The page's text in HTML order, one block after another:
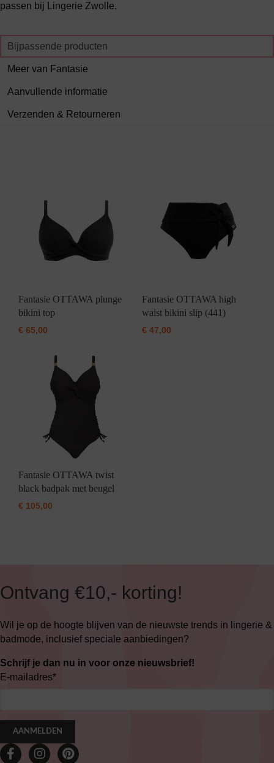
passen bij Lingerie Zwolle.
Bijpassende producten
Meer van Fantasie
Aanvullende informatie
Verzenden & Retourneren
Fantasie OTTAWA plunge
bikini top
€ 65,00
Fantasie OTTAWA high
waist bikini slip (441)
€47,00
Fantasie OTTAWA twist
black badpak met beugel
€ 105,00
Ontvang €10,- korting!
Wil je op de hoogte blijven van de nieuwste trends in lingerie &
badmode, inclusief speciale aanbiedingen?
Schrijf je dan nu in voor onze nieuwsbrief!
E-mailadres*
AANMELDEN